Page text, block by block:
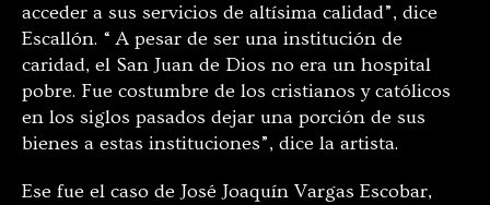
acceder a sus servicios de altísima calidad”, dice
Escallón. “ A pesar de ser una institución de
caridad, el San Juan de Dios no era un hospital
pobre. Fue costumbre de los cristianos y católicos
en los siglos pasados dejar una porción de sus
bienes a estas instituciones”, dice la artista.
Ese fue el caso de José Joaquín Vargas Escobar,